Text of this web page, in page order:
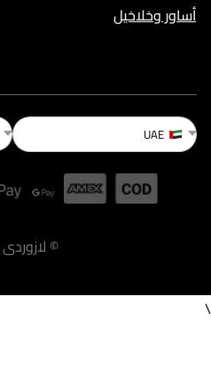
أساور وخلاخيل
UAE
© لازوردى
\